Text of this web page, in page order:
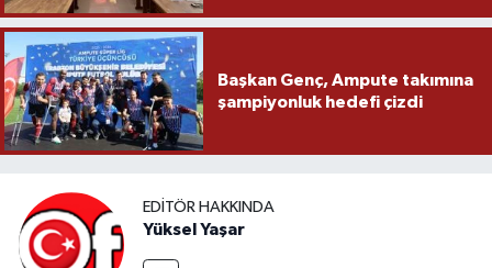
Başkan Genç, Ampute takımına
şampiyonluk hedefi çizdi
EDITÖR HAKKINDA
Yüksel Yaşar